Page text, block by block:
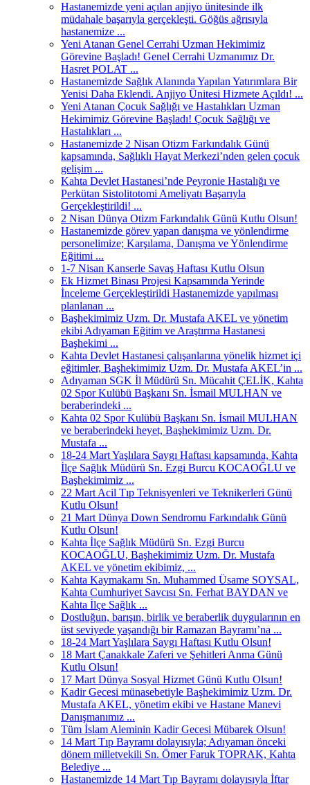
Hastanemizde yeni açılan anjiyo ünitesinde ilk
müdahale başarıyla gerçekleşti. Göğüs ağrısıyla
hastanemize ...
Yeni Atanan Genel Cerrahi Uzman Hekimimiz
Görevine Başladı! Genel Cerrahi Uzmanımız Dr.
Hasret POLAT ...
Hastanemizde Sağlık Alanında Yapılan Yatırımlara Bir
Yenisi Daha Eklendi. Anjiyo Ünitesi Hizmete Açıldı! ...
Yeni Atanan Çocuk Sağlığı ve Hastalıkları Uzman
Hekimimiz Görevine Başladı! Çocuk Sağlığı ve
Hastalıkları ...
Hastanemizde 2 Nisan Otizm Farkındalık Günü
kapsamında, Sağlıklı Hayat Merkezi’nden gelen çocuk
gelişim ...
Kahta Devlet Hastanesi’nde Peyronie Hastalığı ve
Perkütan Sistolitotomi Ameliyatı Başarıyla
Gerçekleştirildi! ...
2 Nisan Dünya Otizm Farkındalık Günü Kutlu Olsun!
Hastanemizde görev yapan danışma ve yönlendirme
personelimize; Karşılama, Danışma ve Yönlendirme
Eğitimi ...
1-7 Nisan Kanserle Savaş Haftası Kutlu Olsun
Ek Hizmet Binası Projesi Kapsamında Yerinde
İnceleme Gerçekleştirildi Hastanemizde yapılması
planlanan ...
Başhekimimiz Uzm. Dr. Mustafa AKEL ve yönetim
ekibi Adıyaman Eğitim ve Araştırma Hastanesi
Başhekimi ...
Kahta Devlet Hastanesi çalışanlarına yönelik hizmet içi
eğitimler, Başhekimimiz Uzm. Dr. Mustafa AKEL’in ...
Adıyaman SGK İl Müdürü Sn. Mücahit ÇELİK, Kahta
02 Spor Kulübü Başkanı Sn. İsmail MULHAN ve
beraberindeki ...
Kahta 02 Spor Kulübü Başkanı Sn. İsmail MULHAN
ve beraberindeki heyet, Başhekimimiz Uzm. Dr.
Mustafa ...
18-24 Mart Yaşlılara Saygı Haftası kapsamında, Kahta
İlçe Sağlık Müdürü Sn. Ezgi Burcu KOCAOĞLU ve
Başhekimimiz ...
22 Mart Acil Tıp Teknisyenleri ve Teknikerleri Günü
Kutlu Olsun!
21 Mart Dünya Down Sendromu Farkındalık Günü
Kutlu Olsun!
Kahta İlçe Sağlık Müdürü Sn. Ezgi Burcu
KOCAOĞLU, Başhekimimiz Uzm. Dr. Mustafa
AKEL ve yönetim ekibimiz, ...
Kahta Kaymakamı Sn. Muhammed Üsame SOYSAL,
Kahta Cumhuriyet Savcısı Sn. Ferhat BAYDAN ve
Kahta İlçe Sağlık ...
Dostluğun, barışın, birlik ve beraberlik duygularının en
üst seviyede yaşandığı bir Ramazan Bayramı’na ...
18-24 Mart Yaşlılara Saygı Haftası Kutlu Olsun!
18 Mart Çanakkale Zaferi ve Şehitleri Anma Günü
Kutlu Olsun!
17 Mart Dünya Sosyal Hizmet Günü Kutlu Olsun!
Kadir Gecesi münasebetiyle Başhekimimiz Uzm. Dr.
Mustafa AKEL, yönetim ekibi ve Hastane Manevi
Danışmanımız ...
Tüm İslam Aleminin Kadir Gecesi Mübarek Olsun!
14 Mart Tıp Bayramı dolayısıyla; Adıyaman önceki
dönem milletvekili Sn. Ömer Faruk TOPRAK, Kahta
Belediye ...
Hastanemizde 14 Mart Tıp Bayramı dolayısıyla İftar